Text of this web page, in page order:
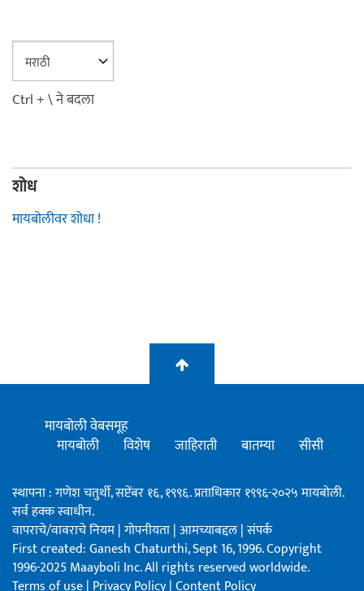
Ctrl + \ ने बदला
शोध
मायबोलीवर शोधा !
मायबोली वेबसमूह
मायबोली
विशेष जाहिराती बातम्या सीसी
स्थापना : गणेश चतुर्थी, सप्टेंबर १६, १९९६. प्रताधिकार १९९६-२०२५ मायबोली.
सर्व हक्क स्वाधीन.
वापराचे/वावराचे नियम|गोपनीयता|आमच्याबद्दल|संपर्क
First created: Ganesh Chaturthi, Sept 16, 1996. Copyright
1996-2025 Maayboli Inc. All rights reserved worldwide.
Terms of use| Privacy Policy|Content Policy